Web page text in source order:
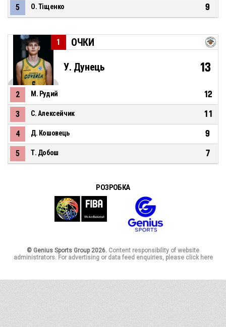
5 О. Тіщенко 9
ОЧКИ
1
У. Дунець 13
2 М. Рудий 12
3 С. Алексейчик 11
4 Д. Кошовець 9
5 Т. Добош 7
РОЗРОБКА
© Genius Sports Group 2026. Content responsibility of website
administrators. For advertising or data feed enquiries, please click here